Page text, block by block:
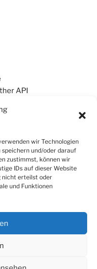
wir Technologien
und/oder darauf
zustimmst, können wir
IDs auf dieser Website
nicht erteilst oder
und Funktionen